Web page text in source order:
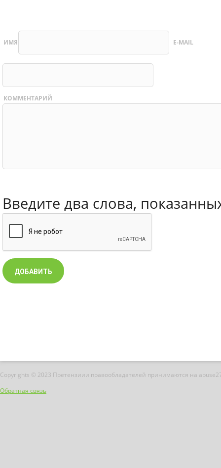
ИМЯ E-MAIL
КОММЕНТАРИЙ
Введите два слова,
Copyrights © 2023 Претензиии правообладателей принимаются на
Обратная связь